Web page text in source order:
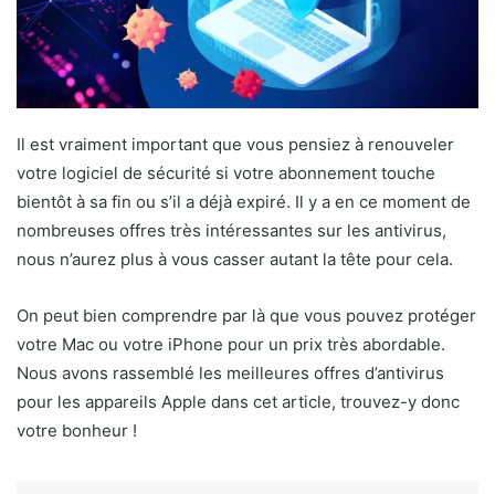
Il est vraiment important que vous pensiez à renouveler
votre logiciel de sécurité si votre abonnement touche
bientôt à sa fin ou s’il a déjà expiré. Il y a en ce moment de
nombreuses offres très intéressantes sur les antivirus,
nous n’aurez plus à vous casser autant la tête pour cela.
On peut bien comprendre par là que vous pouvez protéger
votre Mac ou votre iPhone pour un prix très abordable.
Nous avons rassemblé les meilleures offres d’antivirus
pour les appareils Apple dans cet article, trouvez-y donc
votre bonheur !